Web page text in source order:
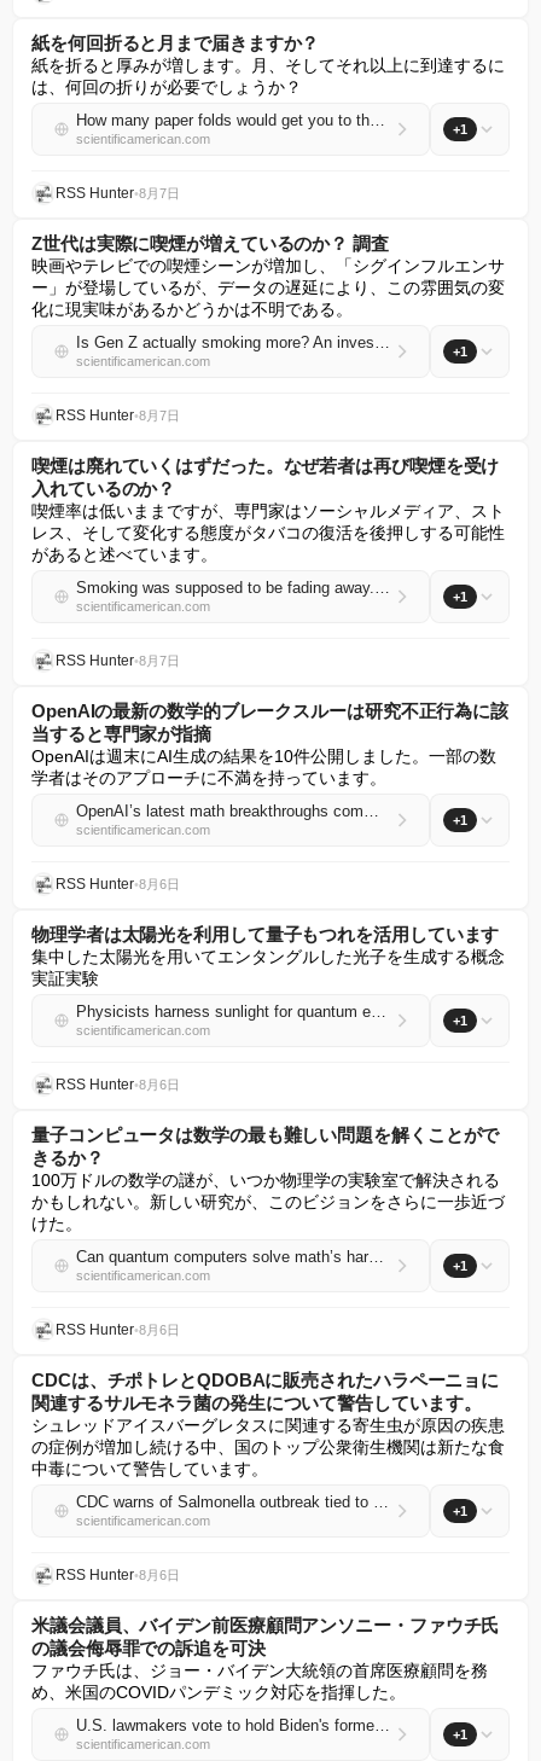
紙を何回折ると月まで届きますか？
紙を折ると厚みが増します。月、そしてそれ以上に到達するに
は、何回の折りが必要でしょうか？
How many paper folds would get you to the moon?
scientificamerican.com
+1
RSS Hunter•8月7日
Z世代は実際に喫煙が増えているのか？ 調査
映画やテレビでの喫煙シーンが増加し、「シグインフルエンサ
ー」が登場しているが、データの遅延により、この雰囲気の変
化に現実味があるかどうかは不明である。
Is Gen Z actually smoking more? An investigation
scientificamerican.com
+1
RSS Hunter•8月7日
喫煙は廃れていくはずだった。なぜ若者は再び喫煙を受け
入れているのか？
喫煙率は低いままですが、専門家はソーシャルメディア、スト
レス、そして変化する態度がタバコの復活を後押しする可能性
があると述べています。
Smoking was supposed to be fading away. Why are young people embracing it again?
scientificamerican.com
+1
RSS Hunter•8月7日
OpenAIの最新の数学的ブレークスルーは研究不正行為に該
当すると専門家が指摘
OpenAIは週末にAI生成の結果を10件公開しました。一部の数
学者はそのアプローチに不満を持っています。
OpenAI’s latest math breakthroughs commit research misconduct, experts say
scientificamerican.com
+1
RSS Hunter•8月6日
物理学者は太陽光を利用して量子もつれを活用しています
集中した太陽光を用いてエンタングルした光子を生成する概念
実証実験
Physicists harness sunlight for quantum entanglement
scientificamerican.com
+1
RSS Hunter•8月6日
量子コンピュータは数学の最も難しい問題を解くことがで
きるか？
100万ドルの数学の謎が、いつか物理学の実験室で解決される
かもしれない。新しい研究が、このビジョンをさらに一歩近づ
けた。
Can quantum computers solve math’s hardest problem?
scientificamerican.com
+1
RSS Hunter•8月6日
CDCは、チポトレとQDOBAに販売されたハラペーニョに
関連するサルモネラ菌の発生について警告しています。
シュレッドアイスバーグレタスに関連する寄生虫が原因の疾患
の症例が増加し続ける中、国のトップ公衆衛生機関は新たな食
中毒について警告しています。
CDC warns of Salmonella outbreak tied to jalapeño peppers sold to Chipotle and QDOBA
scientificamerican.com
+1
RSS Hunter•8月6日
米議会議員、バイデン前医療顧問アンソニー・ファウチ氏
の議会侮辱罪での訴追を可決
ファウチ氏は、ジョー・バイデン大統領の首席医療顧問を務
め、米国のCOVIDパンデミック対応を指揮した。
U.S. lawmakers vote to hold Biden's former medical advisor Anthony Fauci in contempt of Congress
scientificamerican.com
+1